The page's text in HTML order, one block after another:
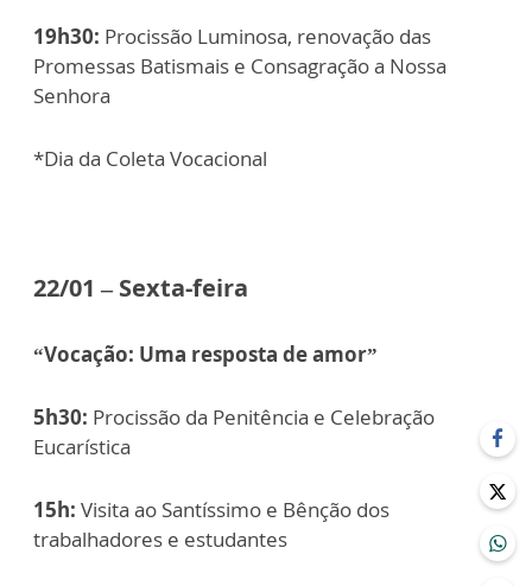
19h30: Procissão Luminosa, renovação das
Promessas Batismais e Consagração a Nossa
Senhora
*Dia da Coleta Vocacional
22/01 – Sexta-feira
“Vocação: Uma resposta de amor”
5h30: Procissão da Penitência e Celebração
Eucarística
15h: Visita ao Santíssimo e Bênção dos
trabalhadores e estudantes